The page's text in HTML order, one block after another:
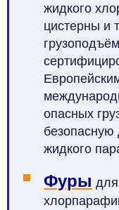
жидкого
цистерны и
опасных
безопасную
жидкого
Фуры для